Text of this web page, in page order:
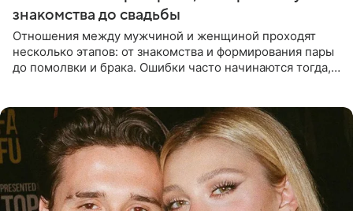
знакомства до свадьбы
Отношения между мужчиной и женщиной проходят
несколько этапов: от знакомства и формирования пары
до помолвки и брака. Ошибки часто начинаются тогда,